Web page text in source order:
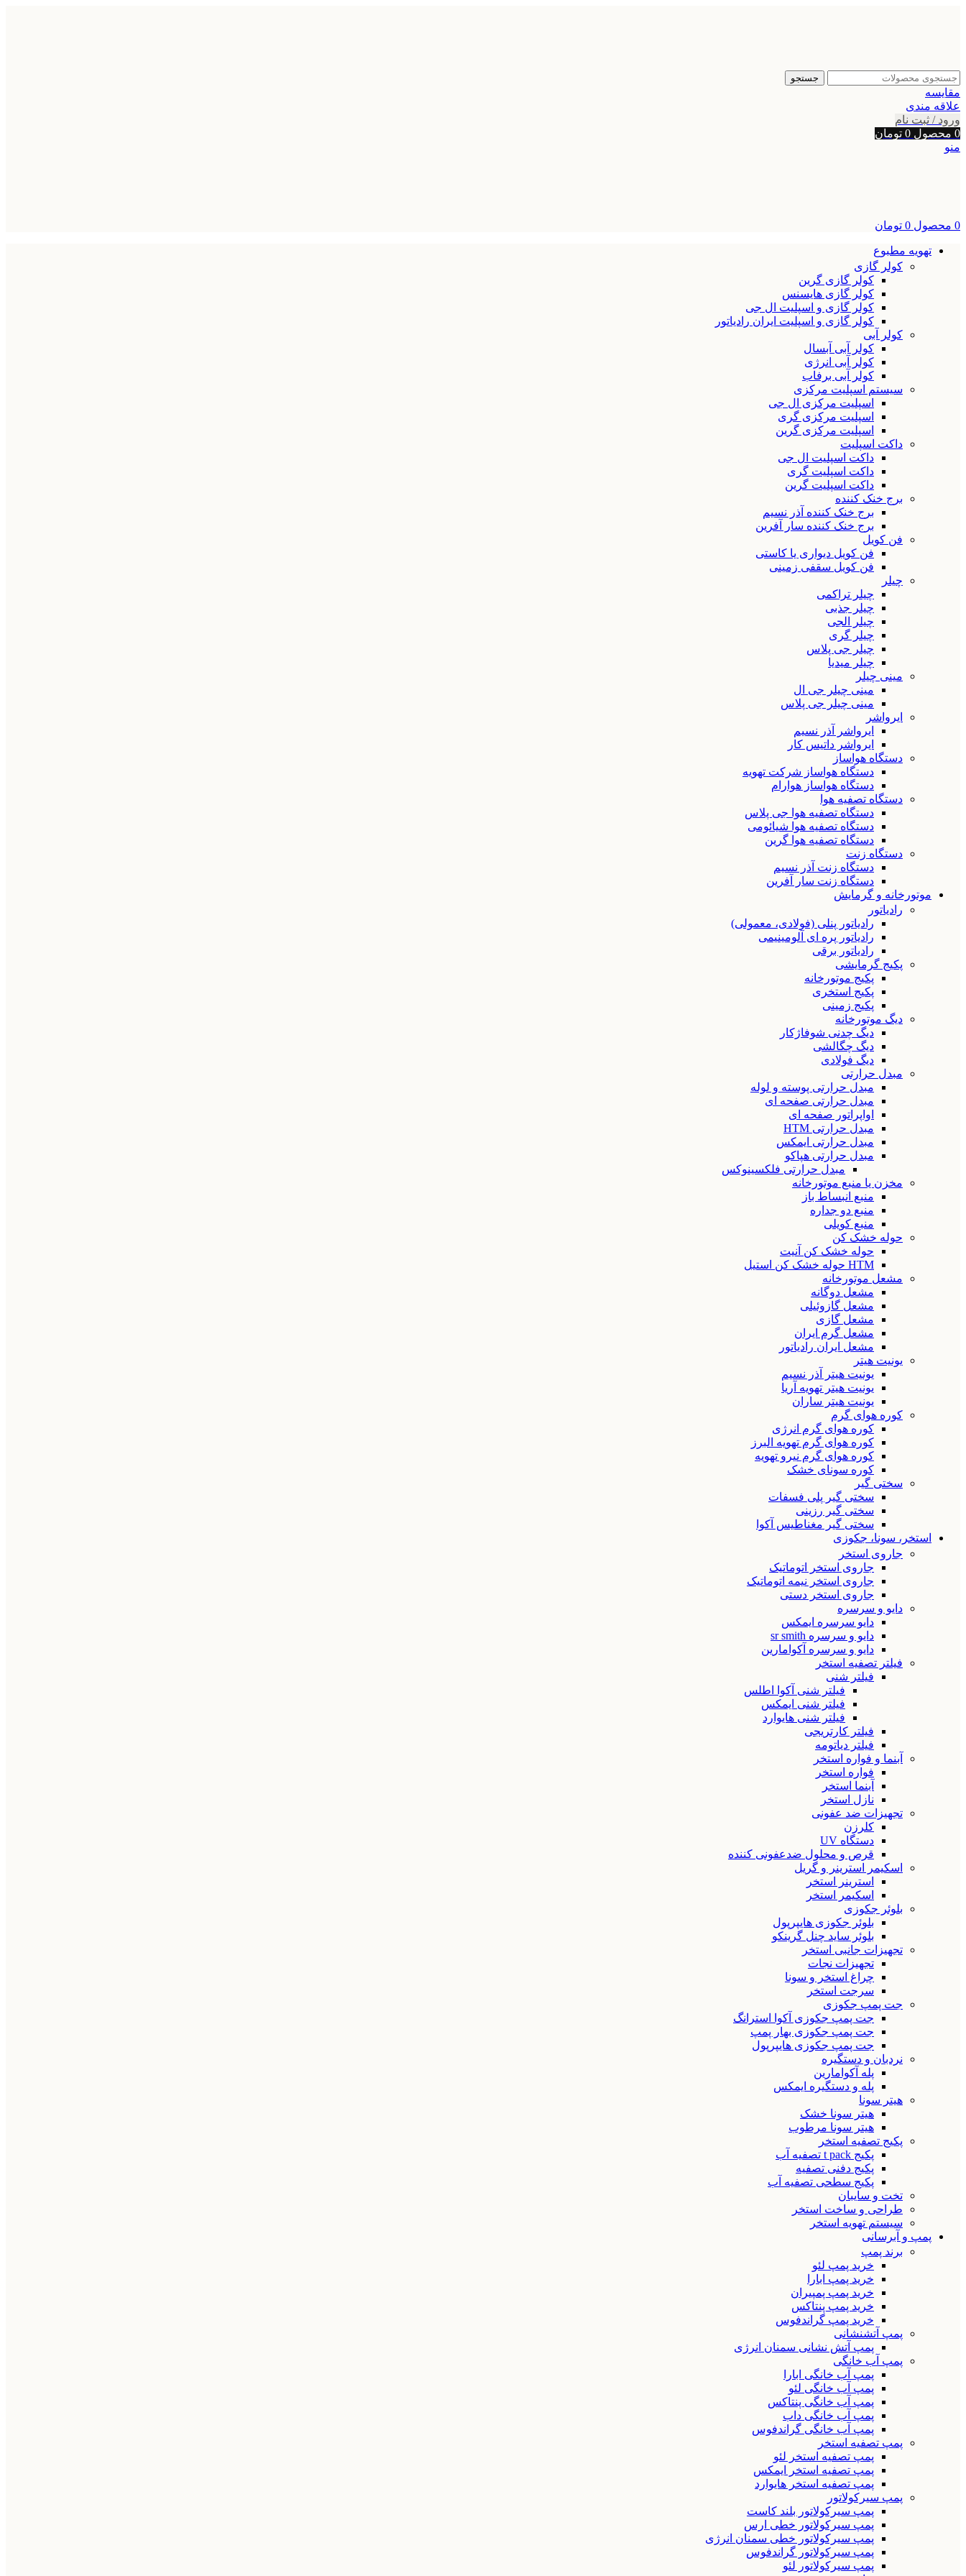
جستجو
مقایسه
علاقه مندی
ورود / ثبت نام
0 محصول 0 تومان
منو
0 محصول 0 تومان
تهویه مطبوع
کولر گازی
کولر گازی گرین
کولر گازی هایسنس
کولر گازی و اسپلیت ال جی
کولر گازی و اسپلیت ایران رادیاتور
کولر آبی
کولر آبی آبسال
کولر آبی انرژی
کولر آبی برفاب
سیستم اسپلیت مرکزی
اسپلیت مرکزی ال جی
اسپلیت مرکزی گری
اسپلیت مرکزی گرین
داکت اسپلیت
داکت اسپلیت ال جی
داکت اسپلیت گری
داکت اسپلیت گرین
برج خنک کننده
برج خنک کننده آذر نسیم
برج خنک کننده سار آفرین
فن کویل
فن کویل دیواری یا کاستی
فن کویل سقفی زمینی
چیلر
چیلر تراکمی
چیلر جذبی
چیلر الجی
چیلر گری
چیلر جی پلاس
چیلر میدیا
مینی چیلر
مینی چیلر جی ال
مینی چیلر جی پلاس
ایرواشر
ایرواشر آذر نسیم
ایرواشر داتیس کار
دستگاه هواساز
دستگاه هواساز شرکت تهویه
دستگاه هواساز هوارام
دستگاه تصفیه هوا
دستگاه تصفیه هوا جی پلاس
دستگاه تصفیه هوا شیائومی
دستگاه تصفیه هوا گرین
دستگاه زنت
دستگاه زنت آذر نسیم
دستگاه زنت سار آفرین
موتورخانه و گرمایش
رادیاتور
رادیاتور پنلی (فولادی، معمولی)
رادیاتور پره ای آلومینیمی
رادیاتور برقی
پکیج گرمایشی
پکیج موتورخانه
پکیج استخری
پکیج زمینی
دیگ موتورخانه
دیگ چدنی شوفاژکار
دیگ چگالشی
دیگ فولادی
مبدل حرارتی
مبدل حرارتی پوسته و لوله
مبدل حرارتی صفحه ای
اواپراتور صفحه ای
مبدل حرارتی HTM
مبدل حرارتی ایمکس
مبدل حرارتی هپاکو
مبدل حرارتی فلکسینوکس
مخزن یا منبع موتورخانه
منبع انبساط باز
منبع دو جداره
منبع کویلی
حوله خشک کن
حوله خشک کن آنیت
HTM حوله خشک کن استیل
مشعل موتورخانه
مشعل دوگانه
مشعل گازوئیلی
مشعل گازی
مشعل گرم ایران
مشعل ایران رادیاتور
یونیت هیتر
یونیت هیتر آذر نسیم
یونیت هیتر تهویه آریا
یونیت هیتر ساران
کوره هوای گرم
کوره هوای گرم انرژی
کوره هوای گرم تهویه البرز
کوره هوای گرم نیرو تهویه
کوره سونای خشک
سختی گیر
سختی گیر پلی فسفات
سختی گیر رزینی
سختی گیر مغناطیس آکوا
استخر، سونا، جکوزی
جاروی استخر
جاروی استخر اتوماتیک
جاروی استخر نیمه اتوماتیک
جاروی استخر دستی
دایو و سرسره
دایو سرسره ایمکس
دایو و سرسره sr smith
دایو و سرسره آکوامارین
فیلتر تصفیه استخر
فیلتر شنی
فیلتر شنی آکوا اطلس
فیلتر شنی ایمکس
فیلتر شنی هایوارد
فیلتر کارتریجی
فیلتر دیاتومه
آبنما و فواره استخر
فواره استخر
آبنما استخر
نازل استخر
تجهیزات ضد عفونی
کلرزن
دستگاه UV
قرص و محلول ضدعفونی کننده
اسکیمر استرینر و گریل
استرینر استخر
اسکیمر استخر
بلوئر جکوزی
بلوئر جکوزی هایپرپول
بلوئر ساید چنل گرینکو
تجهیزات جانبی استخر
تجهیزات نجات
چراغ استخر و سونا
سرجت استخر
جت پمپ جکوزی
جت پمپ جکوزی آکوا استرانگ
جت پمپ جکوزی بهار پمپ
جت پمپ جکوزی هایپرپول
نردبان و دستگیره
پله آکوامارین
پله و دستگیره ایمکس
هیتر سونا
هیتر سونا خشک
هیتر سونا مرطوب
پکیج تصفیه استخر
پکیج t pack تصفیه آب
پکیج دفنی تصفیه
پکیج سطحی تصفیه آب
تخت و سایبان
طراحی و ساخت استخر
سیستم تهویه استخر
پمپ و آبرسانی
برند پمپ
خرید پمپ لئو
خرید پمپ ابارا
خرید پمپ پمپیران
خرید پمپ پنتاکس
خرید پمپ گراندفوس
پمپ آتشنشانی
پمپ آتش نشانی سمنان انرژی
پمپ آب خانگی
پمپ آب خانگی ابارا
پمپ آب خانگی لئو
پمپ آب خانگی پنتاکس
پمپ آب خانگی داب
پمپ آب خانگی گراندفوس
پمپ تصفیه استخر
پمپ تصفیه استخر لئو
پمپ تصفیه استخر ایمکس
پمپ تصفیه استخر هایوارد
پمپ سیرکولاتور
پمپ سیرکولاتور بلند کاست
پمپ سیرکولاتور خطی ارس
پمپ سیرکولاتور خطی سمنان انرژی
پمپ سیرکولاتور گراندفوس
پمپ سیرکولاتور لئو